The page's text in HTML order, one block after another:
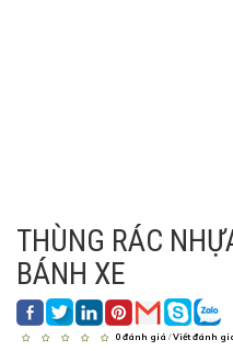
THÙNG RÁC
BÁNH XE
0 đánh giá /Viết đánh